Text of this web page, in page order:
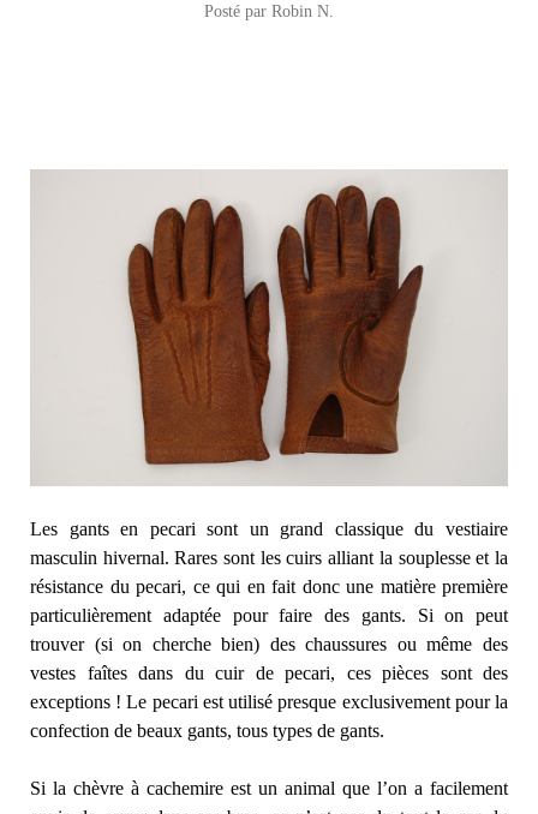
Posté par Robin N.
Les gants en pecari sont un grand classique du vestiaire
masculin hivernal. Rares sont les cuirs alliant la souplesse et la
résistance du pecari, ce qui en fait donc une matière première
particulièrement adaptée pour faire des gants. Si on peut
trouver (si on cherche bien) des chaussures ou même des
vestes faîtes dans du cuir de pecari, ces pièces sont des
exceptions ! Le pecari est utilisé presque exclusivement pour la
confection de beaux gants, tous types de gants.
Si la chèvre à cachemire est un animal que l’on a facilement